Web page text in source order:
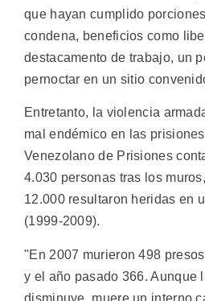
que hayan cumplido
condena, beneficios como
destacamento de trabajo, un
pernoctar en un sitio
Entretanto, la violencia
mal endémico en las
Venezolano de Prisiones
4.030 personas tras los
12.000 resultaron heridas en
(1999-2009).
"En 2007 murieron 498
y el año pasado 366. Aunque
disminuye, muere un interno